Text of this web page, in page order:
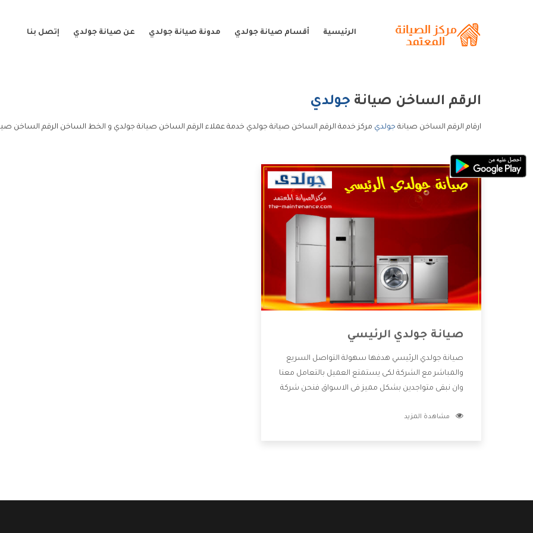
الرئيسية أقسام صيانة جولدي مدونة صيانة جولدي عن صيانة جولدي إتصل بنا
الرقم الساخن صيانة جولدي
ارقام الرقم الساخن صيانة جولدي مركز خدمة الرقم الساخن صيانة جولدي خدمة عملاء الرقم الساخن صيانة جولدي و الخط الساخن الرقم الساخن
صيانة جولدي الرئيسي
صيانة جولدي الرئيسي هدفها سهولة التواصل السريع
والمباشر مع الشركة لكى يستمتع العميل بالتعامل معنا
وان نبقى متواجدين بشكل مميز فى الاسواق فنحن شركة
بالخدمات التى تنفرد الشركة بها والتى تكون منها خدمة
مشاهدة المزيد